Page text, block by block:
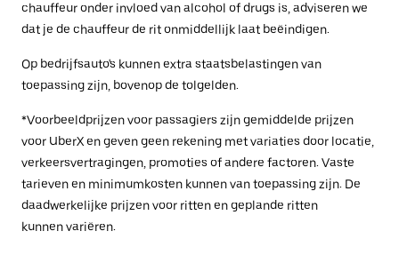
chauffeur onder invloed van alcohol of drugs is, adviseren we
dat je de chauffeur de rit onmiddellijk laat beëindigen.
Op bedrijfsauto's kunnen extra staatsbelastingen van
toepassing zijn, bovenop de tolgelden.
*Voorbeeldprijzen voor passagiers zijn gemiddelde prijzen
voor UberX en geven geen rekening met variaties door locatie,
verkeersvertragingen, promoties of andere factoren. Vaste
tarieven en minimumkosten kunnen van toepassing zijn. De
daadwerkelijke prijzen voor ritten en geplande ritten
kunnen variëren.